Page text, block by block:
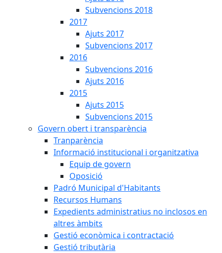
Subvencions 2018
2017
Ajuts 2017
Subvencions 2017
2016
Subvencions 2016
Ajuts 2016
2015
Ajuts 2015
Subvencions 2015
Govern obert i transparència
Tranparència
Informació institucional i organitzativa
Equip de govern
Oposició
Padró Municipal d'Habitants
Recursos Humans
Expedients administratius no inclosos en
altres àmbits
Gestió econòmica i contractació
Gestió tributària